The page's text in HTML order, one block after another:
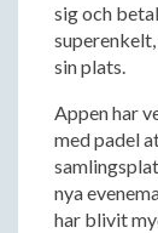
sig och
sin plats.
Appen har
med padel
nya
har blivit